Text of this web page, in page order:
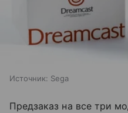
Источник: Sega
Предзаказ на все три